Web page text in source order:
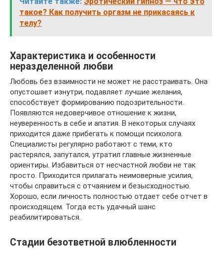
такое? Как получить оргазм не прикасаясь к
телу?
Характеристика и особенности
неразделенной любви
Любовь без взаимности не может не расстраивать. Она
опустошает изнутри, подавляет лучшие желания,
способствует формированию подозрительности.
Появляются недоверчивое отношение к жизни,
неуверенность в себе и апатия. В некоторых случаях
приходится даже прибегать к помощи психолога.
Специалисты регулярно работают с теми, кто
растерялся, запутался, утратил главные жизненные
ориентиры. Избавиться от несчастной любви не так
просто. Приходится прилагать неимоверные усилия,
чтобы справиться с отчаянием и безысходностью.
Хорошо, если личность полностью отдает себе отчет в
происходящем. Тогда есть удачный шанс
реабилитироваться.
Стадии безответной влюбленности